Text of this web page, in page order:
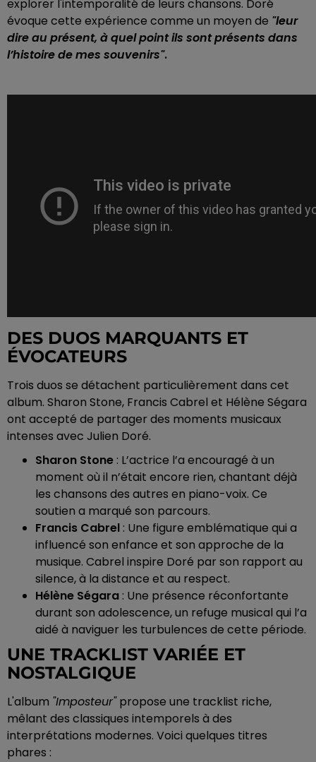
explorer l'intemporalité de leurs chansons. Doré
évoque cette expérience comme un moyen de "leur
dire au présent, à quel point ils sont présents dans
l’histoire de mes souvenirs".
DES DUOS MARQUANTS ET
ÉVOCATEURS
Trois duos se détachent particulièrement dans cet
album. Sharon Stone, Francis Cabrel et Hélène Ségara
ont accepté de partager des moments musicaux
intenses avec Julien Doré.
Sharon Stone : L’actrice l’a encouragé à un
moment où il n’était encore rien, chantant déjà
les chansons des autres en piano-voix. Ce
soutien a marqué son parcours.
Francis Cabrel : Une figure emblématique qui a
influencé son enfance et son approche de la
musique. Cabrel inspire Doré par son rapport au
silence, à la distance et au respect.
Hélène Ségara : Une présence réconfortante
durant son adolescence, un refuge musical qui l’a
aidé à naviguer les turbulences de cette période.
UNE TRACKLIST VARIÉE ET
NOSTALGIQUE
L'album "Imposteur"propose une tracklist riche,
mêlant des classiques intemporels à des
interprétations modernes. Voici quelques titres
phares :